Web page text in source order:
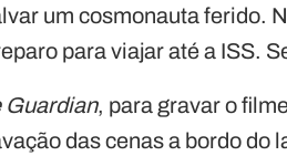
um cosmonauta ferido.
para viajar até a ISS.
Guardian, para gravar o
das cenas a bordo do